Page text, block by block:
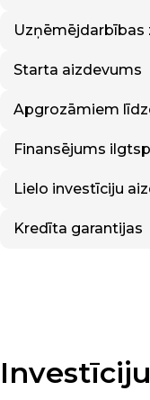
Uzņēmējdarbības
Starta aizdevums
Apgrozāmiem
Finansējums
Lielo investīciju
Kredīta garantijas